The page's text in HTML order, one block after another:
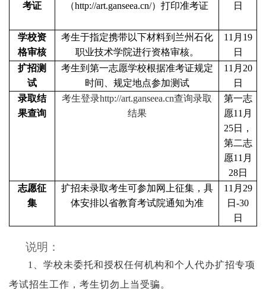
考证
（http://art.ganseea.cn/）打印准考证
日
学校资
格审核
考生于指定携带以下材料到兰州石化
职业技术学院进行资格审核。
11月19
日
扩招测
试
考生到第一志愿学校根据准考证规定
时间、规定地点参加测试
11月20
日
录取结
果查询
考生登录http://art.ganseea.cn查询录取
结果
第一志
愿11月
25日，
第二志
愿11月
28日
志愿征
集
扩招未录取考生可参加网上征集，具
体安排以省教育考试院通知为准
11月29
日-30
日
说明：
1、学校未委托和授权任何机构和个人代办扩招专项
考试招生工作，考生切勿上当受骗。